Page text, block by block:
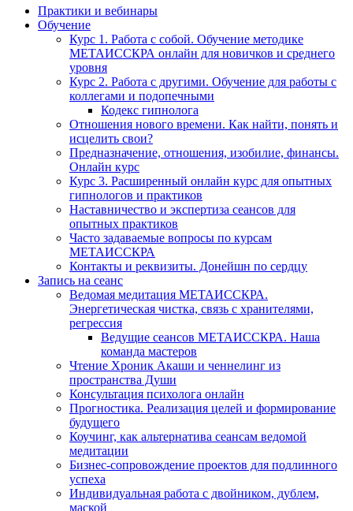
Практики и вебинары
Обучение
Курс 1. Работа с собой. Обучение методике
МЕТАИССКРА онлайн для новичков и среднего
уровня
Курс 2. Работа с другими. Обучение для работы с
коллегами и подопечными
Кодекс гипнолога
Отношения нового времени. Как найти, понять и
исцелить свои?
Предназначение, отношения, изобилие, финансы.
Онлайн курс
Курс 3. Расширенный онлайн курс для опытных
гипнологов и практиков
Наставничество и экспертиза сеансов для
опытных практиков
Часто задаваемые вопросы по курсам
МЕТАИССКРА
Контакты и реквизиты. Донейшн по сердцу
Запись на сеанс
Ведомая медитация МЕТАИССКРА.
Энергетическая чистка, связь с хранителями,
регрессия
Ведущие сеансов МЕТАИССКРА. Наша
команда мастеров
Чтение Хроник Акаши и ченнелинг из
пространства Души
Консультация психолога онлайн
Прогностика. Реализация целей и формирование
будущего
Коучинг, как альтернатива сеансам ведомой
медитации
Бизнес-сопровождение проектов для подлинного
успеха
Индивидуальная работа с двойником, дублем,
маской